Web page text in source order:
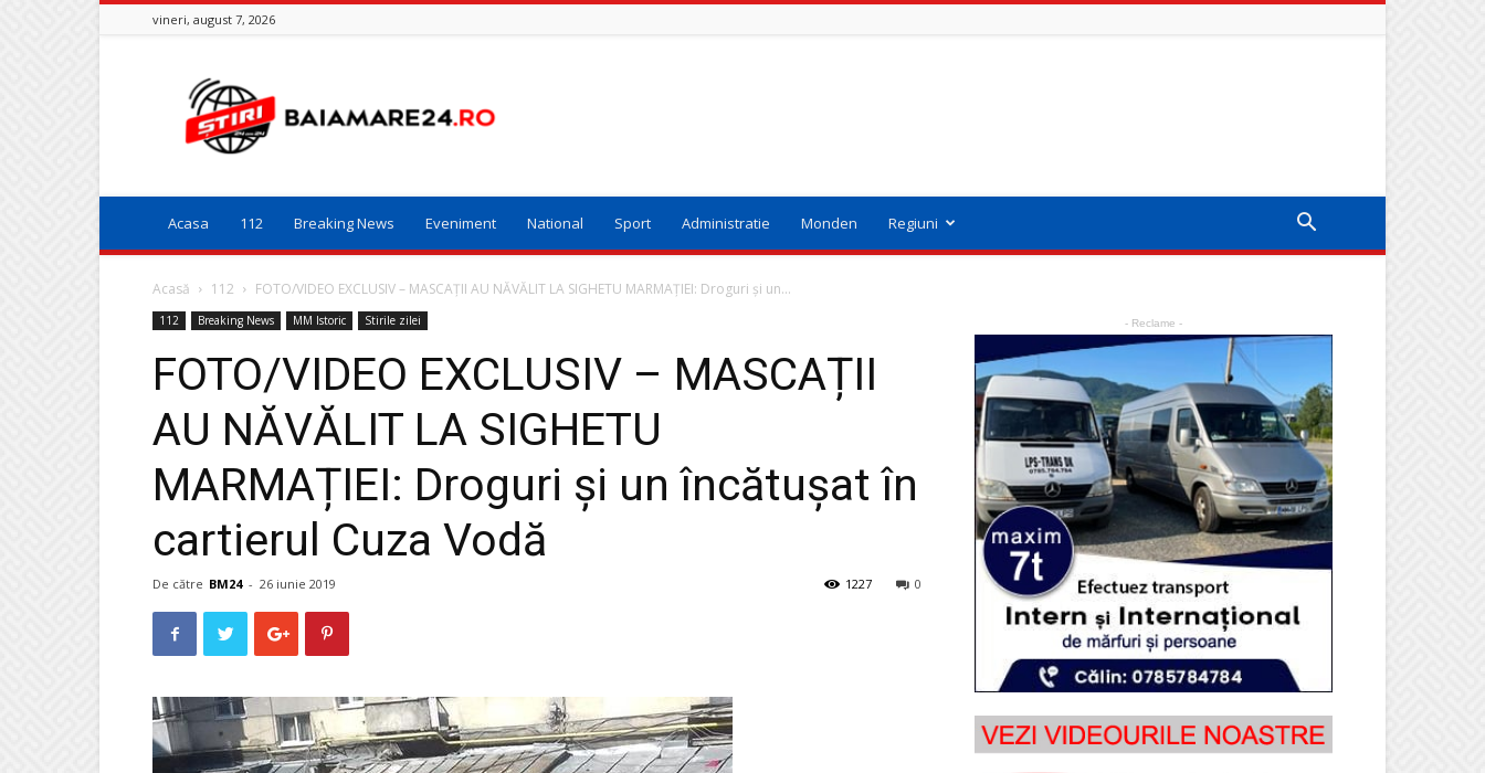
vineri, august 7, 2026
Baia
Mare
24
Acasa 112 Breaking News Eveniment National Sport Administratie Monden Regiuni
Acasă 112 FOTO/VIDEO EXCLUSIV – MASCAȚII AU NĂVĂLIT LA SIGHETU MARMAȚIEI: Droguri și un...
112 Breaking News MM Istoric Stirile zilei
FOTO/VIDEO EXCLUSIV – MASCAȚII
AU NĂVĂLIT LA SIGHETU
MARMAȚIEI: Droguri și un încătușat în
cartierul Cuza Vodă
De către BM24 - 26 iunie 2019 0
1227
- Reclame -